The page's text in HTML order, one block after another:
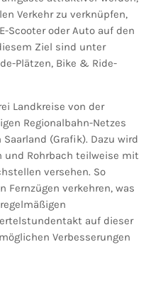
Verkehr zu verknüpfen,
Scooter oder Auto auf den
Ziel sind unter
Plätzen, Bike & Ride-
Landkreise von der
Regionalbahn-Netzes
(Grafik). Dazu wird
und Rohrbach teilweise mit
versehen. So
Fernzügen verkehren, was
auf dieser
Verbesserungen